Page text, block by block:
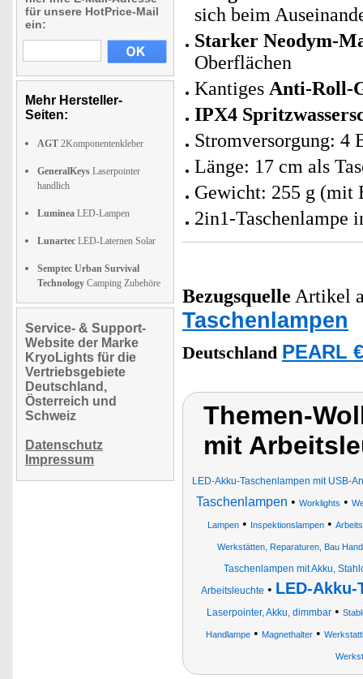
für unsere HotPrice-Mail
ein:
Mehr Hersteller-
Seiten:
AGT 2Komponentenkleber
GeneralKeys Laserpointer
handlich
Luminea LED-Lampen
Lunartec LED-Laternen Solar
Semptec Urban Survival
Technology Camping Zubehöre
Service- & Support-
Website der Marke
KryoLights für die
Vertriebsgebiete
Deutschland,
Österreich und
Schweiz
Datenschutz
Impressum
sich beim
Starker Neodym-
Oberflächen
Kantiges Anti-Roll-
IPX4
Stromversorgung: 4
Länge: 17 cm als
Gewicht: 255 g (mit
2in1-Taschenlampe
Bezugsquelle Artikel
Taschenlampen
Deutschland PEARL
Themen-
mit
LED-Akku-Taschenlampen mit USB-
Taschenlampen • Worklights •
Lampen • Inspektionslampen •
Werkstätten, Reparaturen, Bau
Taschenlampen mit Akku,
Arbeitsleuchte • LED-
Laserpointer, Akku, dimmbar•
Handlampe• Magnethalter•